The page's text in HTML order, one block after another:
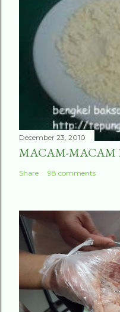
December 23, 2010
MACAM-MACAM
Share 98 comments